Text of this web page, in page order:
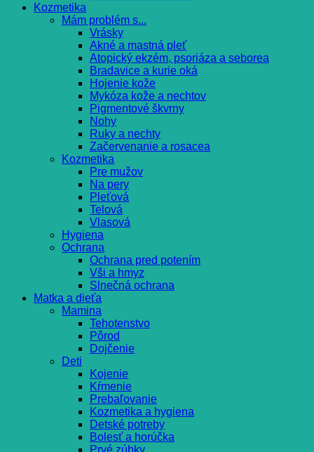
Kozmetika
Mám problém s...
Vrásky
Akné a mastná pleť
Atopický ekzém, psoriáza a seborea
Bradavice a kurie oká
Hojenie kože
Mykóza kože a nechtov
Pigmentové škvrny
Nohy
Ruky a nechty
Začervenanie a rosacea
Kozmetika
Pre mužov
Na pery
Pleťová
Telová
Vlasová
Hygiena
Ochrana
Ochrana pred potením
Vši a hmyz
Slnečná ochrana
Matka a dieťa
Mamina
Tehotenstvo
Pôrod
Dojčenie
Deti
Kojenie
Kŕmenie
Prebaľovanie
Kozmetika a hygiena
Detské potreby
Bolesť a horúčka
Prvé zúbky